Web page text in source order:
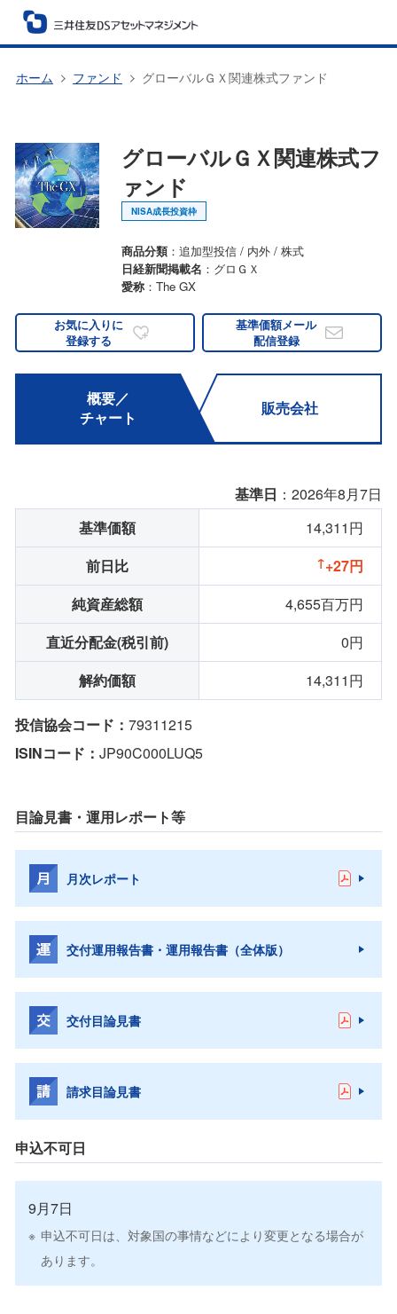
ホーム ファンド グローバルＧＸ関連株式ファンド
グローバルＧＸ関連株式フ
ァンド
NISA成長投資枠
商品分類：追加型投信 / 内外 / 株式
日経新聞掲載名 ：グロＧＸ
愛称 ：The GX
お気に入りに
登録する
基準価額メール
配信登録
概要／
チャート
販売会社
基準日 ：2026年8月7日
基準価額
14,311円
前日比
+27円
純資産総額
4,655百万円
直近分配金(税引前)
0円
解約価額
14,311円
投信協会コード： 79311215
ISINコード： JP90C000LUQ5
目論見書・運用レポート等
月次レポート
交付運用報告書・運用報告書（全体版）
交付目論見書
請求目論見書
申込不可日
9月7日
申込不可日は、対象国の事情などにより変更となる場合が
あります。